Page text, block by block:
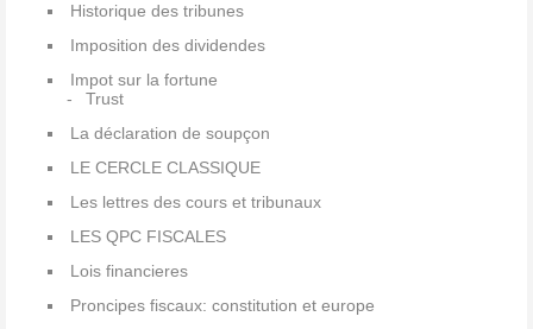
Historique des tribunes
Imposition des dividendes
Impot sur la fortune
Trust
La déclaration de soupçon
LE CERCLE CLASSIQUE
Les lettres des cours et tribunaux
LES QPC FISCALES
Lois financieres
Proncipes fiscaux: constitution et europe